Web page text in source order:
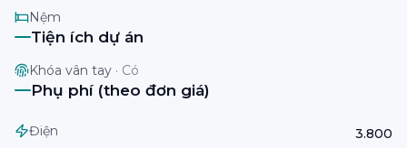
Nệm
Tiện ích dự án
Khóa vân tay · Có
Phụ phí (theo đơn giá)
Điện 3.800